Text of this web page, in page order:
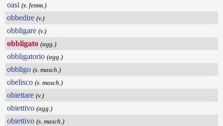
oasi (s. femm.)
obbedire (v.)
obbligare (v.)
obbligato (agg.)
obbligatorio (agg.)
obbligo (s. masch.)
obelisco (s. masch.)
obiettare (v.)
obiettivo (agg.)
obiettivo (s. masch.)